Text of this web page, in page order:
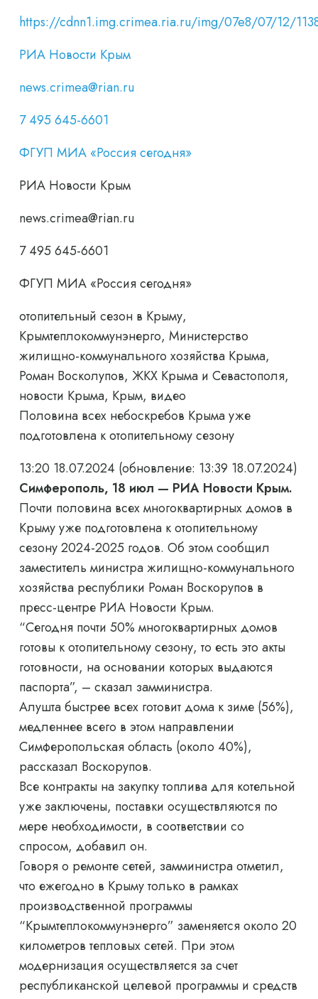
https://cdnn1.img.crimea.ria.ru/img/07e8/07/12/
РИА Новости Крым
news.crimea@rian.ru
7 495 645-6601
ФГУП МИА «Россия сегодня»
РИА Новости Крым
news.crimea@rian.ru
7 495 645-6601
ФГУП МИА «Россия сегодня»
отопительный сезон в Крыму,
Крымтеплокоммунэнерго, Министерство
жилищно-коммунального хозяйства Крыма,
Роман Восколупов, ЖКХ Крыма и Севастополя,
новости Крыма, Крым, видео
Половина всех небоскребов Крыма уже
подготовлена ​​к отопительному сезону
13:20 18.07.2024 (обновление: 13:39 18.07.2024)
Симферополь, 18 июл — РИА Новости Крым.
Почти половина всех многоквартирных домов в
Крыму уже подготовлена ​​к отопительному
сезону 2024-2025 годов. Об этом сообщил
заместитель министра жилищно-коммунального
хозяйства республики Роман Воскорупов в
пресс-центре РИА Новости Крым.
“Сегодня почти 50% многоквартирных домов
готовы к отопительному сезону, то есть это акты
готовности, на основании которых выдаются
паспорта”, – сказал замминистра.
Алушта быстрее всех готовит дома к зиме (56%),
медленнее всего в этом направлении
Симферопольская область (около 40%),
рассказал Воскорупов.
Все контракты на закупку топлива для котельной
уже заключены, поставки осуществляются по
мере необходимости, в соответствии со
спросом, добавил он.
Говоря о ремонте сетей, замминистра отметил,
что ежегодно в Крыму только в рамках
производственной программы
“Крымтеплокоммунэнерго” заменяется около 20
километров тепловых сетей. При этом
модернизация осуществляется за счет
республиканской целевой программы и средств